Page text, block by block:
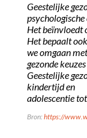
Geestelijke
Het beïnvloedt
Het bepaalt
we omgaan
gezonde
Geestelijke
kindertijd en
adolescentie
Bron:https://